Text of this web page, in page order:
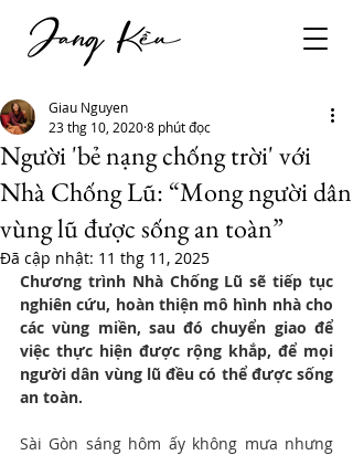
Người 'bẻ nạng chống trời' với
Nhà Chống Lũ: “Mong người dân
vùng lũ được sống an toàn”
Giau Nguyen
23 thg 10, 20208 phút đọc
Đã cập nhật: 11 thg 11, 2025
Chương trình Nhà Chống Lũ sẽ tiếp tục
nghiên cứu, hoàn thiện mô hình nhà cho
các vùng miền, sau đó chuyển giao để
việc thực hiện được rộng khắp, để mọi
người dân vùng lũ đều có thể được sống
an toàn.
Sài Gòn sáng hôm ấy không mưa nhưng